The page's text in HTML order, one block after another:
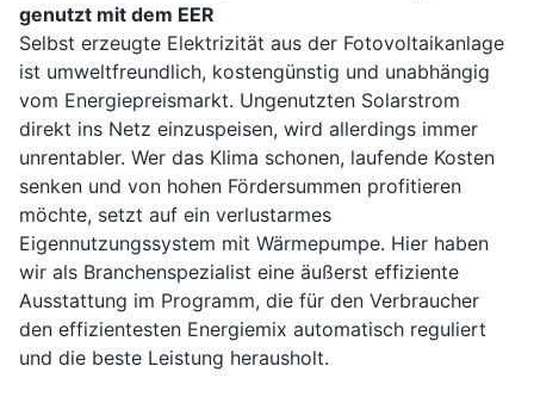
genutzt mit dem EER
Selbst erzeugte Elektrizität aus der Fotovoltaikanlage
ist umweltfreundlich, kostengünstig und unabhängig
vom Energiepreismarkt. Ungenutzten Solarstrom
direkt ins Netz einzuspeisen, wird allerdings immer
unrentabler. Wer das Klima schonen, laufende Kosten
senken und von hohen Fördersummen profitieren
möchte, setzt auf ein verlustarmes
Eigennutzungssystem mit Wärmepumpe. Hier haben
wir als Branchenspezialist eine äußerst effiziente
Ausstattung im Programm, die für den Verbraucher
den effizientesten Energiemix automatisch reguliert
und die beste Leistung herausholt.